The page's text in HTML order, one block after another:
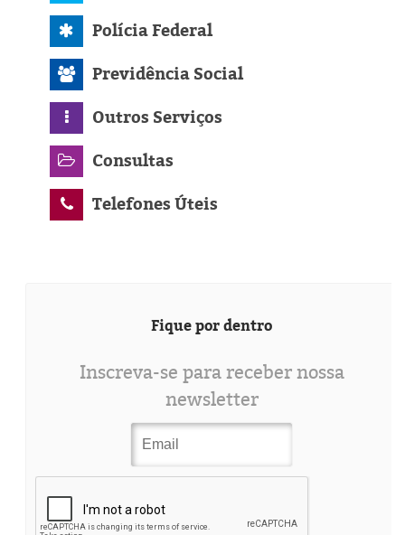
Polícia Federal
Previdência Social
Outros Serviços
Consultas
Telefones Úteis
Fique por dentro
Inscreva-se para receber nossa
newsletter